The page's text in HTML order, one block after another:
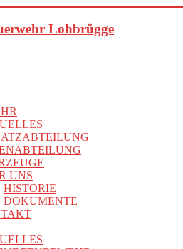
Lohbrügge
UNS
HISTORIE
DOKUMENTE